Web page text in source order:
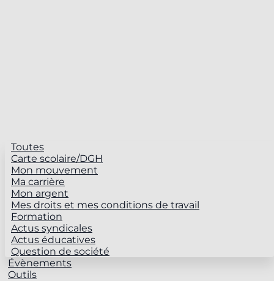
Toutes
Carte scolaire/DGH
Mon mouvement
Ma carrière
Mon argent
Mes droits et mes conditions de travail
Formation
Actus syndicales
Actus éducatives
Question de société
Évènements
Outils